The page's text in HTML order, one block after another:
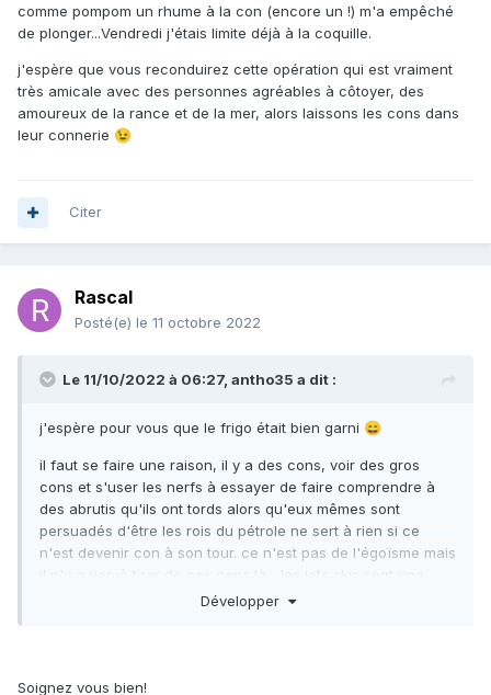
comme pompom un rhume à la con (encore un !) m'a empêché
de plonger...Vendredi j'étais limite déjà à la coquille.
j'espère que vous reconduirez cette opération qui est vraiment
très amicale avec des personnes agréables à côtoyer, des
amoureux de la rance et de la mer, alors laissons les cons dans
leur connerie 😉
Citer
Rascal
Posté(e) le 11 octobre 2022
Le 11/10/2022 à 06:27, antho35 a dit :
j'espère pour vous que le frigo était bien garni 😄
il faut se faire une raison, il y a des cons, voir des gros
cons et s'user les nerfs à essayer de faire comprendre à
des abrutis qu'ils ont tords alors qu'eux mêmes sont
persuadés d'être les rois du pétrole ne sert à rien si ce
n'est devenir con à son tour. ce n'est pas de l'égoïsme mais
espèce à part dans la connerie aussi
Développer
Soignez vous bien!